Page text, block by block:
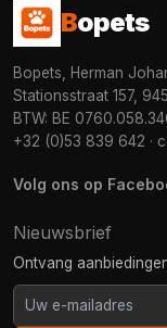
Bopets
Bopets, Herman
Stationsstraat 157,
BTW: BE
+32 (0)53 839 642 ·
Volg ons op
Nieuwsbrief
Ontvang